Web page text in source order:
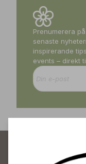
Prenumerera
senaste
inspirerande
events – direkt